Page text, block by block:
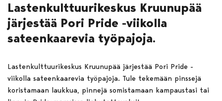
Lastenkulttuurikeskus Kruunupää
järjestää Pori Pride -viikolla
sateenkaarevia työpajoja.
Lastenkulttuurikeskus Kruunupää järjestää Pori Pride -
viikolla sateenkaarevia työpajoja. Tule tekemään pinssejä
koristamaan laukkua, pinnejä somistamaan kampaustasi tai